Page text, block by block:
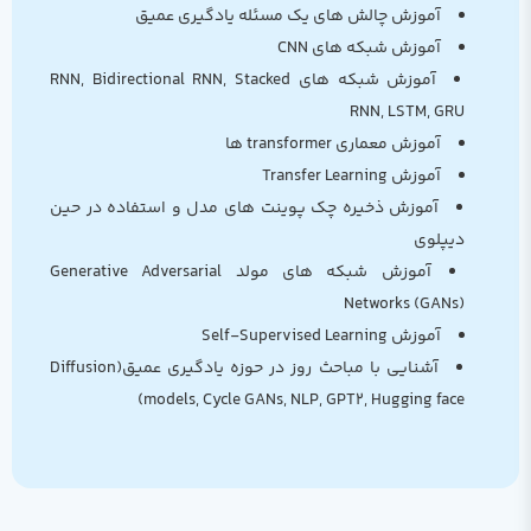
GAN. نه صرفاً اجرا — بلکه درک، پیاده‌سازی، و تحلیل
نتیجه‌ها.
✅ توی مسیر، کم‌کم مفهوم‌های پراکنده تو ذهنت سر و
شکل پیدا می‌کنن:
می‌فهمی فرق بین هوش مصنوعی و یادگیری ماشین چیه،
کِی باید از مدل ساده استفاده کنی، کی باید بری سمت
یادگیری عمیق.
✅ بعد میری سراغ پروژه‌هایی که به درد رزومه واقعی
می‌خورن:
تحلیل بورس، پیش‌بینی قیمت خانه در تهران، مدل‌های
متنی، دسته‌بندی تصویر، تشخیص اشیاء، خلاصه‌سازی متن،
و حتی کار با مدل‌های LLM مثل GPT2.
آموزش چالش های یک مسئله یادگیری عمیق
آموزش شبکه های CNN
آموزش شبکه های RNN, Bidirectional RNN, Stacked
RNN, LSTM, GRU‌
آموزش معماری transformer ها
آموزش Transfer Learning
آموزش ذخیره چک پوینت های مدل و استفاده در حین
دیپلوی
آموزش شبکه های مولد Generative Adversarial
Networks (GANs)
آموزش Self-Supervised Learning
آشنایی با مباحث روز در حوزه یادگیری عمیق(Diffusion
models, Cycle GANs, NLP, GPT2, Hugging face)